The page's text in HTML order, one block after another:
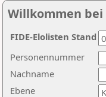
Willkommen bei
Nachname
Ebene
Personennummer
FIDE-Elolisten Stand